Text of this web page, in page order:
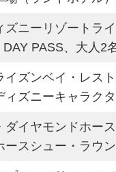
ズニーリゾートラ
DAY PASS、大人2
イズンベイ・レス
ィズニーキャラク
ダイヤモンドホー
ースシュー・ラウ